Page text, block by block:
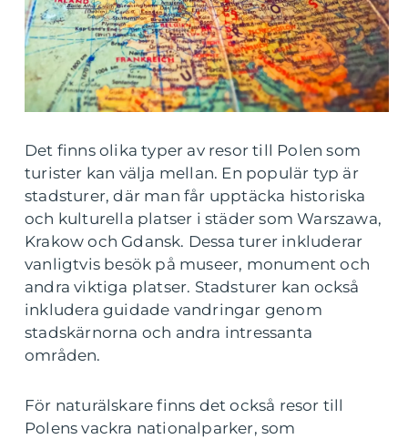
Det finns olika typer av resor till Polen som
turister kan välja mellan. En populär typ är
stadsturer, där man får upptäcka historiska
och kulturella platser i städer som Warszawa,
Krakow och Gdansk. Dessa turer inkluderar
vanligtvis besök på museer, monument och
andra viktiga platser. Stadsturer kan också
inkludera guidade vandringar genom
stadskärnorna och andra intressanta
områden.
För naturälskare finns det också resor till
Polens vackra nationalparker, som